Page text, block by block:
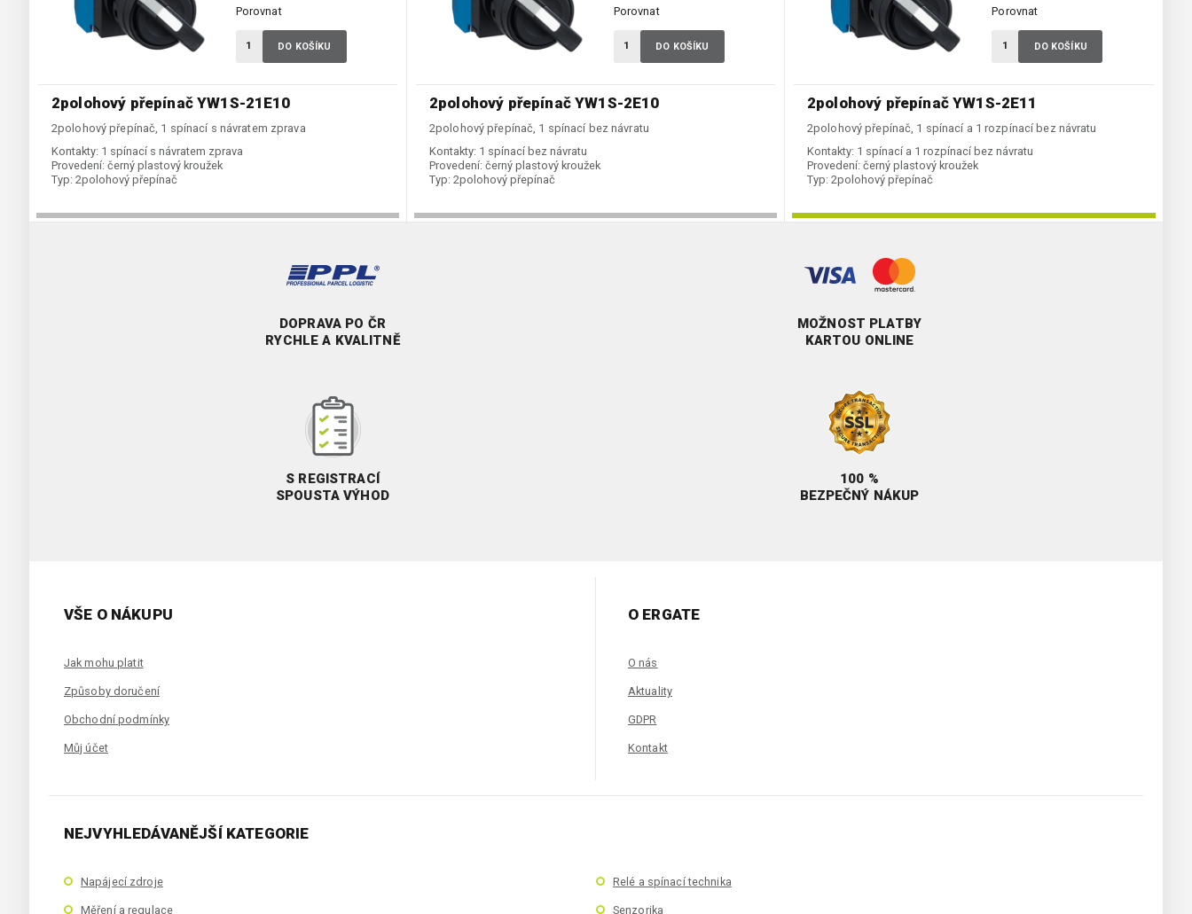
2polohový přepínač YW1S-21E10
2polohový přepínač, 1 spínací s návratem zprava
Kontakty: 1 spínací s návratem zprava
Provedení: černý plastový kroužek
Typ: 2polohový přepínač
Porovnat
DO KOŠÍKU
2polohový přepínač YW1S-2E10
2polohový přepínač, 1 spínací bez návratu
Kontakty: 1 spínací bez návratu
Provedení: černý plastový kroužek
Typ: 2polohový přepínač
Porovnat
DO KOŠÍKU
2polohový přepínač YW1S-2E11
2polohový přepínač, 1 spínací a 1 rozpínací bez návratu
Kontakty: 1 spínací a 1 rozpínací bez návratu
Provedení: černý plastový kroužek
Typ: 2polohový přepínač
Porovnat
DO KOŠÍKU
DOPRAVA PO ČR
RYCHLE A KVALITNĚ
MOŽNOST PLATBY
KARTOU ONLINE
S REGISTRACÍ
SPOUSTA VÝHOD
100 %
BEZPEČNÝ NÁKUP
VŠE O NÁKUPU
Jak mohu platit
Způsoby doručení
Obchodní podmínky
Můj účet
O ERGATE
O nás
Aktuality
GDPR
Kontakt
NEJVYHLEDÁVANĚJŠÍ KATEGORIE
Napájecí zdroje Relé a spínací technika
Měření a regulace Senzorika